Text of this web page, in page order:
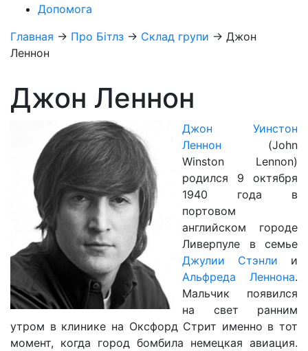
Допомога
Главная → Про Бітлз → Склад групи → Джон
Леннон
Джон Леннон
Джон Уинстон
Леннон (John
Winston Lennon)
родился 9 октября
1940 года в
портовом
английском городе
Ливерпуле в семье
Джулии Стэнли и
Альфреда Леннона.
Мальчик появился
на свет ранним
утром в клинике на Оксфорд Стрит именно в тот
момент, когда город бомбила немецкая авиация.